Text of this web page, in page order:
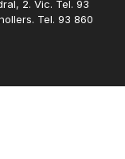
2. Vic. Tel. 93
Tel. 93 860